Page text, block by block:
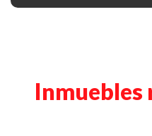
Inmuebles